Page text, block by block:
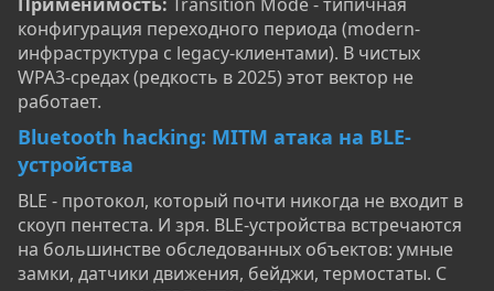
конфигурация переходного периода (modern-
инфраструктура с legacy-клиентами). В чистых
WPA3-средах (редкость в 2025) этот вектор не
работает.
Bluetooth hacking: MITM атака на BLE-
устройства
BLE - протокол, который почти никогда не входит в
скоуп пентеста. И зря. BLE-устройства встречаются
на большинстве обследованных объектов: умные
замки, датчики движения, бейджи, термостаты. С